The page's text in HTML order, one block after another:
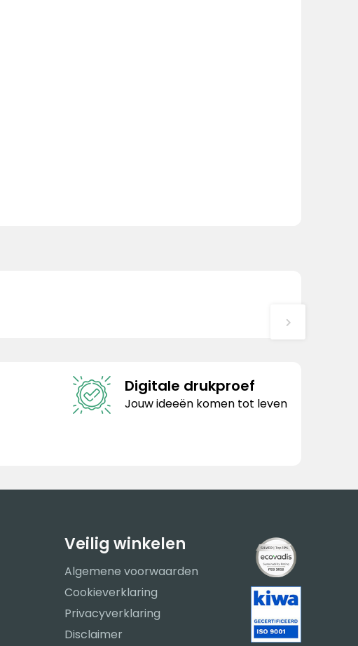
Digitale drukproef
Jouw ideeën komen tot leven
Veilig winkelen
Algemene voorwaarden
Cookieverklaring
Privacyverklaring
Disclaimer